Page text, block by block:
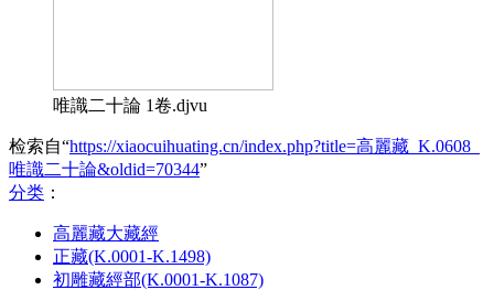
唯識二十論 1卷.djvu
检索自“https://xiaocuihuating.cn/index.php?title=高麗藏_K.0608_
唯識二十論&oldid=70344”
分类 ：​
高麗藏大藏經
正藏(K.0001-K.1498)
初雕藏經部(K.0001-K.1087)